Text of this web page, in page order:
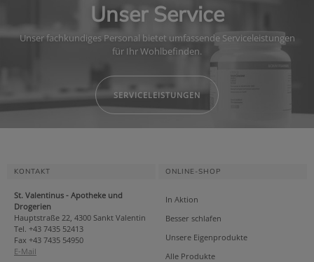
Unser Service
Unser fachkundiges Personal bietet umfassende Serviceleistungen
für Ihr Wohlbefinden.
SERVICELEISTUNGEN
KONTAKT
St. Valentinus - Apotheke und
Drogerien
Hauptstraße 22, 4300 Sankt Valentin
Tel. +43 7435 52413
Fax +43 7435 54950
E-Mail
ONLINE-SHOP
In Aktion
Besser schlafen
Unsere Eigenprodukte
Alle Produkte